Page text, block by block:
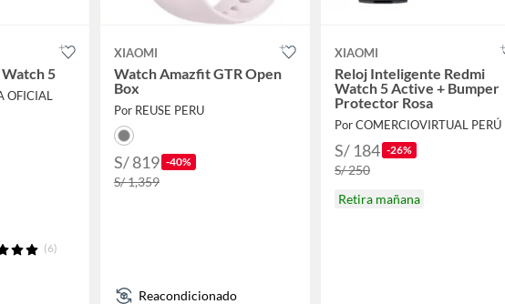
5
OFICIAL
(6)
XIAOMI
Watch Amazfit GTR Open
Box
Por REUSE PERU
S/ 819 -40%
S/ 1,359
Reacondicionado
XIAOMI
Reloj Inteligente Redmi
Watch 5 Active + Bumper
Protector Rosa
Por COMERCIOVIRTUAL PERÚ
S/ 184 -26%
S/ 250
Retira mañana